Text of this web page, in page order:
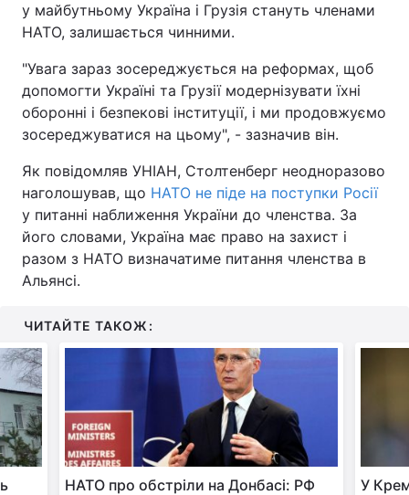
у майбутньому Україна і Грузія стануть членами
НАТО, залишається чинними.
"Увага зараз зосереджується на реформах, щоб
допомогти Україні та Грузії модернізувати їхні
оборонні і безпекові інституції, і ми продовжуємо
зосереджуватися на цьому", - зазначив він.
Як повідомляв УНІАН, Столтенберг неодноразово
наголошував, що НАТО не піде на поступки Росії
у питанні наближення України до членства. За
його словами, Україна має право на захист і
разом з НАТО визначатиме питання членства в
Альянсі.
ЧИТАЙТЕ ТАКОЖ:
НАТО про обстріли на Донбасі: РФ
У